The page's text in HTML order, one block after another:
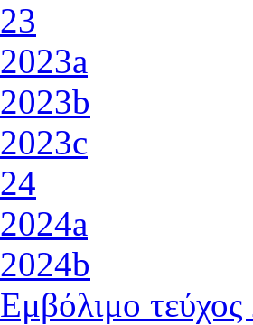
2023a
2023b
2023c
2024a
2024b
Εμβόλιμο